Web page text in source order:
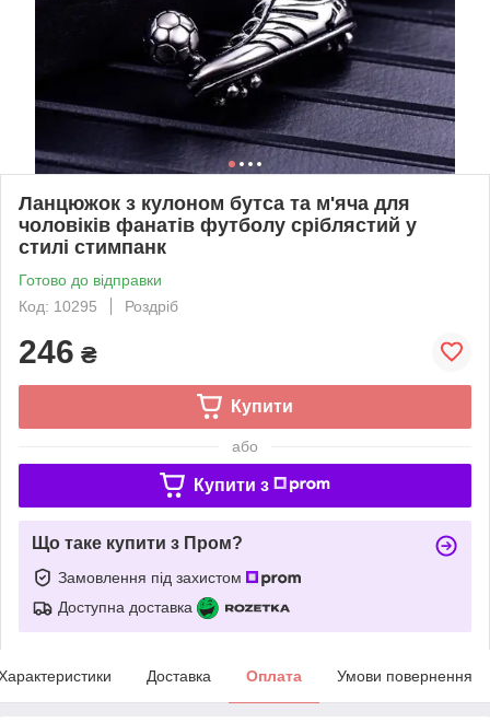
Ланцюжок з кулоном бутса та м'яча для
чоловіків фанатів футболу сріблястий у
стилі стимпанк
Готово до відправки
Код: 10295
Роздріб
246 ₴
Купити
або
Купити з
Що таке купити з Пром?
Замовлення під захистом
Доступна доставка
Доставка Оплата Умови повернення